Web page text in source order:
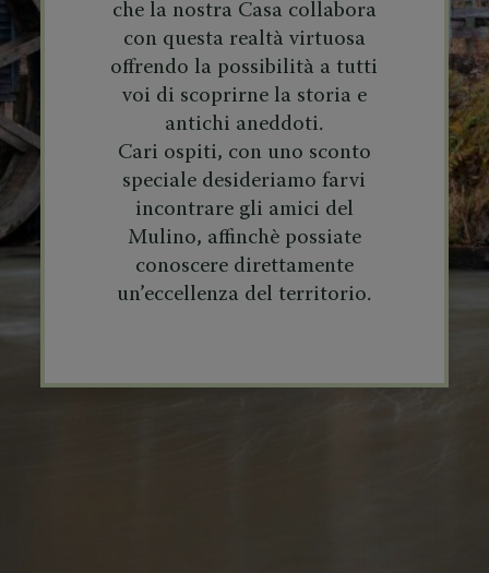
che la nostra Casa collabora
con questa realtà virtuosa
offrendo la possibilità a tutti
voi di scoprirne la storia e
antichi aneddoti.
Cari ospiti, con uno sconto
speciale desideriamo farvi
incontrare gli amici del
Mulino, affinchè possiate
conoscere direttamente
un’eccellenza del territorio.